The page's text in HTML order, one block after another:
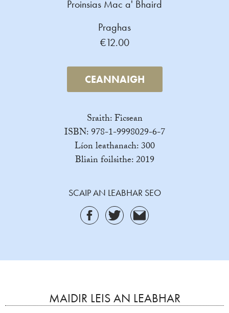
Proinsias Mac a' Bhaird
Praghas
€12.00
CEANNAIGH
Sraith: Ficsean
ISBN: 978-1-9998029-6-7
Líon leathanach: 300
Bliain foilsithe: 2019
SCAIP AN LEABHAR SEO
MAIDIR LEIS AN LEABHAR